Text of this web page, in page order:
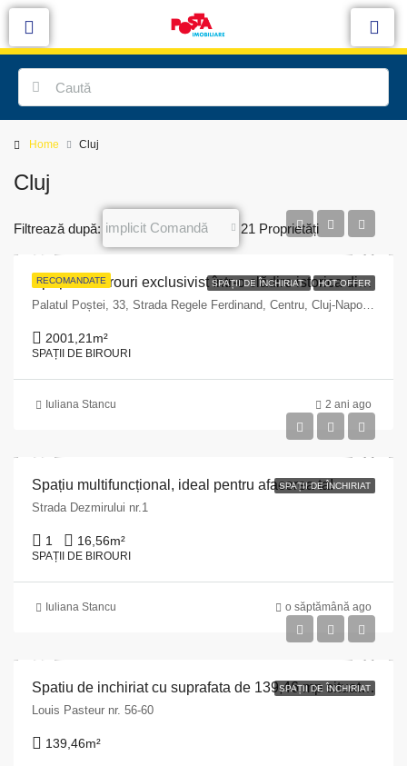
Home Cluj
Cluj
21 Proprietăți
Filtrează după: implicit Comandă
RECOMANDATE SPAȚII DE ÎNCHIRIAT HOT OFFER
Spațiu de birouri exclusivist într-o clădire istorica din Cluj-Napoca, strada Regele Ferdinand
Palatul Poștei, 33, Strada Regele Ferdinand, Centru, Cluj-Napoca, Zona Metropolitană Cluj, Cluj, 400110, România
2001,21 m²
SPAȚII DE BIROURI
Iuliana Stancu 2 ani ago
SPAȚII DE ÎNCHIRIAT
Spațiu multifuncțional, ideal pentru afacerea ta!
Strada Dezmirului nr.1
1 16,56m²
SPAȚII DE BIROURI
Iuliana Stancu o săptămână ago
SPAȚII DE ÎNCHIRIAT
Spatiu de inchiriat cu suprafata de 139,46 mp situat in Mun. Cluj Napoca , Str. Louis Pasteur nr. 56-60, jud. Cluj
Louis Pasteur nr. 56-60
139,46m²